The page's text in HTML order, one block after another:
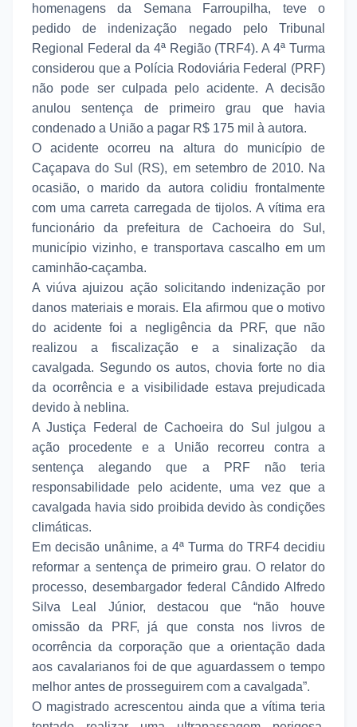
homenagens da Semana Farroupilha, teve o
pedido de indenização negado pelo Tribunal
Regional Federal da 4ª Região (TRF4). A 4ª Turma
considerou que a Polícia Rodoviária Federal (PRF)
não pode ser culpada pelo acidente. A decisão
anulou sentença de primeiro grau que havia
condenado a União a pagar R$ 175 mil à autora.
O acidente ocorreu na altura do município de
Caçapava do Sul (RS), em setembro de 2010. Na
ocasião, o marido da autora colidiu frontalmente
com uma carreta carregada de tijolos. A vítima era
funcionário da prefeitura de Cachoeira do Sul,
município vizinho, e transportava cascalho em um
caminhão-caçamba.
A viúva ajuizou ação solicitando indenização por
danos materiais e morais. Ela afirmou que o motivo
do acidente foi a negligência da PRF, que não
realizou a fiscalização e a sinalização da
cavalgada. Segundo os autos, chovia forte no dia
da ocorrência e a visibilidade estava prejudicada
devido à neblina.
A Justiça Federal de Cachoeira do Sul julgou a
ação procedente e a União recorreu contra a
sentença alegando que a PRF não teria
responsabilidade pelo acidente, uma vez que a
cavalgada havia sido proibida devido às condições
climáticas.
Em decisão unânime, a 4ª Turma do TRF4 decidiu
reformar a sentença de primeiro grau. O relator do
processo, desembargador federal Cândido Alfredo
Silva Leal Júnior, destacou que “não houve
omissão da PRF, já que consta nos livros de
ocorrência da corporação que a orientação dada
aos cavalarianos foi de que aguardassem o tempo
melhor antes de prosseguirem com a cavalgada”.
O magistrado acrescentou ainda que a vítima teria